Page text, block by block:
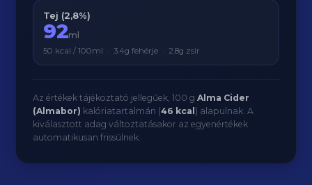
Tej (2,8%)
92ml
50 kcal / 100ml · 3.4g fehérje · 2.8g zsír
Az értékek tájékoztató jellegűek, 100 gAlma Cider
(Almabor) kalóriatartalmán (46 kcal ) alapulnak. A
kiválasztott adag változtatásakor az egyenértékek
automatikusan frissülnek.